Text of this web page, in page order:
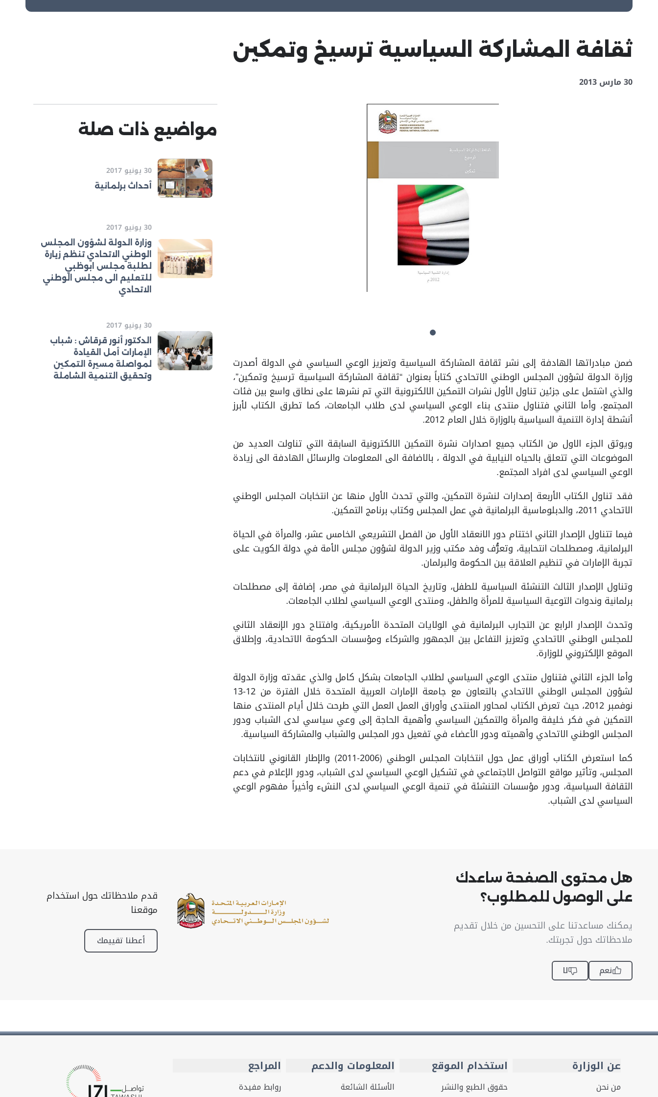
ثقافة المشاركة السياسية ترسيخ وتمكين
30 مارس 2013
ضمن مبادراتها الهادفة إلى نشر ثقافة المشاركة السياسية وتعزيز الوعي السياسي في الدولة أصدرت
وزارة الدولة لشؤون المجلس الوطني الاتحادي كتاباً بعنوان “ثقافة المشاركة السياسية ترسيخ وتمكين”،
والذي اشتمل على جزئين تناول الأول نشرات التمكين الالكترونية التي تم نشرها على نطاق واسع بين فئات
المجتمع، وأما الثاني فتناول منتدى بناء الوعي السياسي لدى طلاب الجامعات، كما تطرق الكتاب لأبرز
أنشطة إدارة التنمية السياسية بالوزارة خلال العام 2012.
ويوثق الجزء الاول من الكتاب جميع اصدارات نشرة التمكين الالكترونية السابقة التي تناولت العديد من
الموضوعات التي تتعلق بالحياه النيابية في الدولة ، بالاضافة الى المعلومات والرسائل الهادفة الى زيادة
الوعي السياسي لدى افراد المجتمع.
فقد تناول الكتاب الأربعة إصدارات لنشرة التمكين، والتي تحدث الأول منها عن انتخابات المجلس الوطني
الاتحادي 2011، والدبلوماسية البرلمانية في عمل المجلس وكتاب برنامج التمكين.
فيما تتناول الإصدار الثاني اختتام دور الانعقاد الأول من الفصل التشريعي الخامس عشر، والمرأة في الحياة
البرلمانية، ومصطلحات انتحابية، وتعرُّف وفد مكتب وزير الدولة لشؤون مجلس الأمة في دولة الكويت على
تجربة الإمارات في تنظيم العلاقة بين الحكومة والبرلمان.
وتناول الإصدار الثالث التنشئة السياسية للطفل، وتاريخ الحياة البرلمانية في مصر، إضافة إلى مصطلحات
برلمانية وندوات التوعية السياسية للمرأة والطفل، ومنتدى الوعي السياسي لطلاب الجامعات.
وتحدث الإصدار الرابع عن التجارب البرلمانية في الولايات المتحدة الأمريكية، وافتتاح دور الإنعقاد الثاني
للمجلس الوطني الاتحادي وتعزيز التفاعل بين الجمهور والشركاء ومؤسسات الحكومة الاتحادية، وإطلاق
الموقع الإلكتروني للوزارة.
وأما الجزء الثاني فتناول منتدى الوعي السياسي لطلاب الجامعات بشكل كامل والذي عقدته وزارة الدولة
لشؤون المجلس الوطني الاتحادي بالتعاون مع جامعة الإمارات العربية المتحدة خلال الفترة من 12-13
نوفمبر 2012، حيث تعرض الكتاب لمحاور المنتدى وأوراق العمل العمل التي طرحت خلال أيام المنتدى منها
التمكين في فكر خليفة والمرأة والتمكين السياسي وأهمية الحاجة إلى وعي سياسي لدى الشباب ودور
المجلس الوطني الاتحادي وأهميته ودور الأعضاء في تفعيل دور المجلس والشباب والمشاركة السياسية.
كما استعرض الكتاب أوراق عمل حول انتخابات المجلس الوطني (2006-2011) والإطار القانوني لانتخابات
المجلس، وتأثير مواقع التواصل الاجتماعي في تشكيل الوعي السياسي لدى الشباب، ودور الإعلام في دعم
الثقافة السياسية، ودور مؤسسات التنشئة في تنمية الوعي السياسي لدى النشء وأخيراً مفهوم الوعي
السياسي لدى الشباب.
مواضيع ذات صلة
30 يونيو 2017
أحداث برلمانية
30 يونيو 2017
وزارة الدولة لشؤون المجلس
الوطني الاتحادي تنظم زيارة
لطلبة مجلس ابوظبي
للتعليم الى مجلس الوطني
الاتحادي
30 يونيو 2017
الدكتور أنور قرقاش : شباب
الإمارات أمل القيادة
لمواصلة مسيرة التمكين
وتحقيق التنمية الشاملة
هل محتوى الصفحة ساعدك
على الوصول للمطلوب؟
يمكنك مساعدتنا على التحسين من خلال تقديم
ملاحظاتك حول تجربتك.
نعم لا
قدم ملاحظاتك حول استخدام
موقعنا
أعطنا تقييمك
عن الوزارة
من نحن
استخدام الموقع
حقوق الطبع والنشر
المعلومات والدعم
الأسئلة الشائعة
المراجع
روابط مفيدة